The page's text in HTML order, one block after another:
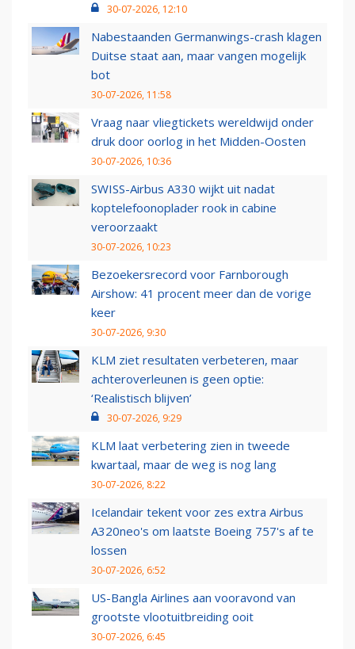
30-07-2026, 12:10
Nabestaanden Germanwings-crash klagen
Duitse staat aan, maar vangen mogelijk
bot
30-07-2026, 11:58
Vraag naar vliegtickets wereldwijd onder
druk door oorlog in het Midden-Oosten
30-07-2026, 10:36
SWISS-Airbus A330 wijkt uit nadat
koptelefoonoplader rook in cabine
veroorzaakt
30-07-2026, 10:23
Bezoekersrecord voor Farnborough
Airshow: 41 procent meer dan de vorige
keer
30-07-2026, 9:30
KLM ziet resultaten verbeteren, maar
achteroverleunen is geen optie:
‘Realistisch blijven’
30-07-2026, 9:29
KLM laat verbetering zien in tweede
kwartaal, maar de weg is nog lang
30-07-2026, 8:22
Icelandair tekent voor zes extra Airbus
A320neo's om laatste Boeing 757's af te
lossen
30-07-2026, 6:52
US-Bangla Airlines aan vooravond van
grootste vlootuitbreiding ooit
30-07-2026, 6:45